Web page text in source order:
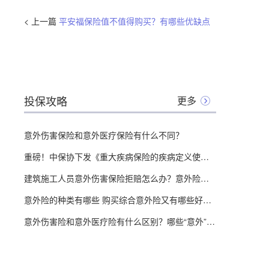
< 上一篇 平安福保险值不值得购买？有哪些优缺点
投保攻略 更多
意外伤害保险和意外医疗保险有什么不同？
重磅！中保协下发《重大疾病保险的疾病定义使用规范修订版（征求意见稿）》
建筑施工人员意外伤害保险拒赔怎么办？意外险赔付比例是怎么定的？
意外险的种类有哪些 购买综合意外险又有哪些好处？
意外伤害险和意外医疗险有什么区别？哪些“意外”意外险不赔？